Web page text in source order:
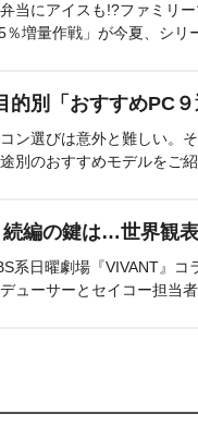
当にアイスも!?ファミリ
％増量作戦」が今夏、シリ
的別「おすすめPC９
ン選びは意外と難しい。
別のおすすめモデルをご紹
続編の鍵は…世界観
系日曜劇場『VIVANT』コ
ューサーとセイコー担当者